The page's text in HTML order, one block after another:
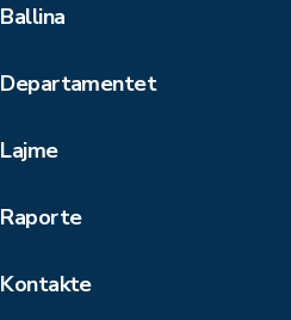
Ballina
Departamentet
Lajme
Raporte
Kontakte